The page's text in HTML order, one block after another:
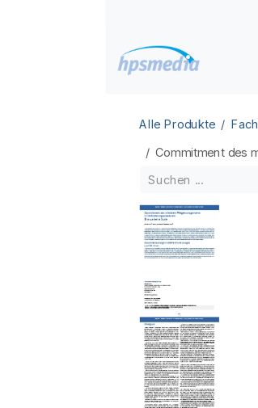
Alle Produkte
Commitment des